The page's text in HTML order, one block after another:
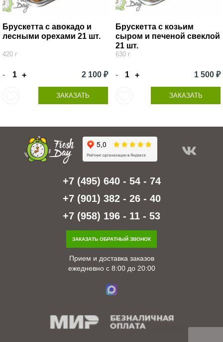
Брускетта с авокадо и
лесными орехами 21 шт.
420 г
- + 2 100 ₽
ЗАКАЗАТЬ
Брускетта с козьим
сыром и печеной свеклой
21 шт.
630 г
- + 1 500 ₽
ЗАКАЗАТЬ
+7 (495) 640 - 54 - 74
+7 (901) 382 - 26 - 40
+7 (958) 196 - 11 - 53
ЗАКАЗАТЬ ОБРАТНЫЙ ЗВОНОК
Прием и доставка заказов
ежедневно с 8:00 до 20:00